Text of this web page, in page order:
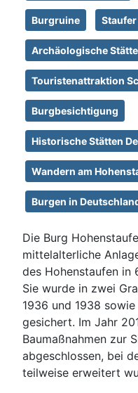
Burgruine
Archäologische Stätte
Touristenattraktion
Burgbesichtigung
Historische Stätten
Wandern am
Burgen in
Die Burg
mittelalterliche
des Hohenstaufen in
Sie wurde in zwei
1936 und 1938
gesichert. Im Jahr
Baumaßnahmen zur
abgeschlossen, bei
teilweise erweitert